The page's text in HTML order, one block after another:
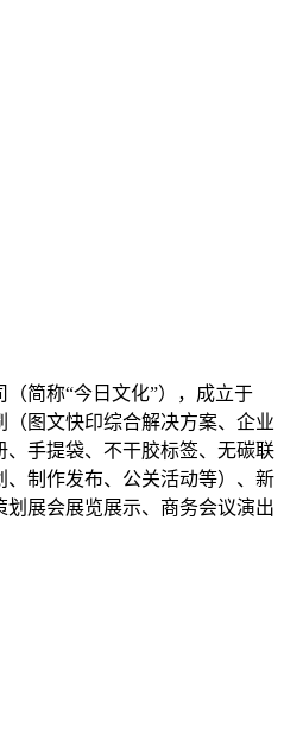
简称“今日文化”），成立于
（图文快印综合解决方案、企业
手提袋、不干胶标签、无碳联
制作发布、公关活动等）、新
展会展览展示、商务会议演出